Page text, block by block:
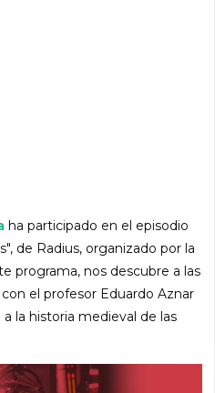
ha participado en el episodio
de Radius, organizado por la
programa, nos descubre a las
el profesor Eduardo Aznar
la historia medieval de las